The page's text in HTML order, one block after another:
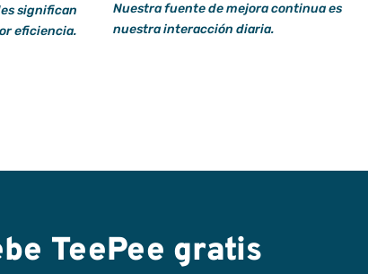
significan
eficiencia.
Nuestra fuente de mejora continua es
nuestra interacción diaria.
TeePee gratis